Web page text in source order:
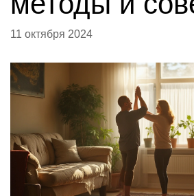
11 октября 2024